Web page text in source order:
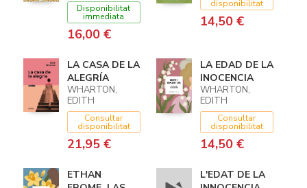
Disponibilitat
immediata
16,00 €
disponibilitat
14,50 €
LA CASA DE LA
ALEGRÍA
WHARTON,
EDITH
Consultar
disponibilitat
21,95 €
LA EDAD DE LA
INOCENCIA
WHARTON,
EDITH
Consultar
disponibilitat
14,50 €
ETHAN
L'EDAT DE LA